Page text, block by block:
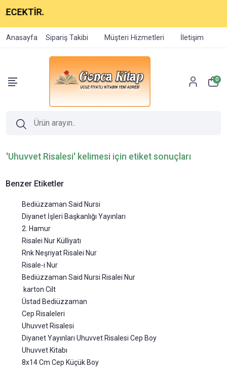
Anasayfa Sipariş Takibi Müşteri Hizmetleri İletişim
0
'Uhuvvet Risalesi' kelimesi için etiket sonuçları
Benzer Etiketler
Bediüzzaman Said Nursi
Diyanet İşleri Başkanlığı Yayınları
2. Hamur
Risalei Nur Külliyatı
Rnk Neşriyat Risalei Nur
Risale-i Nur
Bediüzzaman Said Nursi Risalei Nur
karton Cilt
Üstad Bediüzzaman
Cep Risaleleri
Uhuvvet Risalesi
Diyanet Yayınları Uhuvvet Risalesi Cep Boy
Uhuvvet Kitabı
8x14 Cm Cep Küçük Boy